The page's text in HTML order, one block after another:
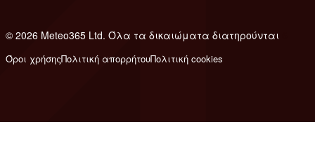
© 2026 Meteo365 Ltd. Όλα τα δικαιώματα διατηρούνται
Όροι χρήσηςΠολιτική απορρήτουΠολιτική cookies